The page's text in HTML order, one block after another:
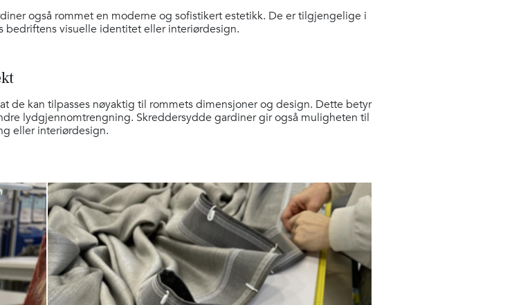
også rommet en moderne og sofistikert estetikk. De er tilgjengelige i
bedriftens visuelle identitet eller interiørdesign.
de kan tilpasses nøyaktig til rommets dimensjoner og design. Dette betyr
lydgjennomtrengning. Skreddersydde gardiner gir også muligheten til
eller interiørdesign.